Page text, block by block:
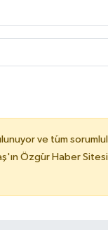
ve tüm
Özgür Haber